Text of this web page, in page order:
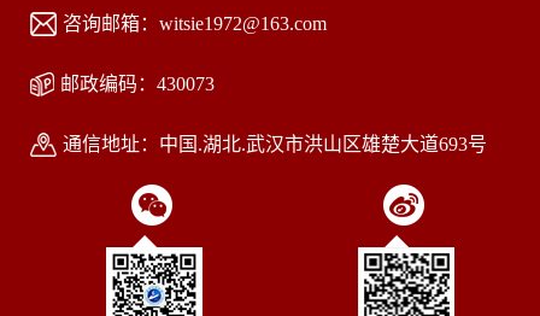
咨询邮箱：witsie1972@163.com
邮政编码：430073
通信地址：中国.湖北.武汉市洪山区雄楚大道693号